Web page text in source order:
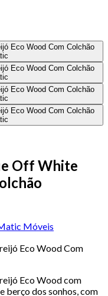
Off White
Móveis
Eco Wood Com
Eco Wood com
berço dos sonhos, com